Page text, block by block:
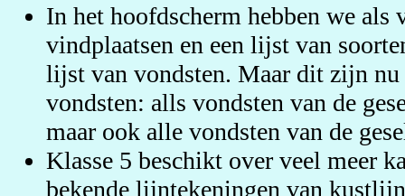
In het hoofdscherm hebben we als
vindplaatsen en een lijst van
lijst van vondsten. Maar dit zijn nu
vondsten: alls vondsten van de
maar ook alle vondsten van de
Klasse 5 beschikt over veel meer
bekende lijntekeningen van